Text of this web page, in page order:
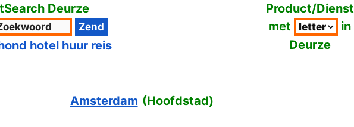
Deurze
hotel huur reis
Product/Dienst
met
in
Deurze
Amsterdam (Hoofdstad)